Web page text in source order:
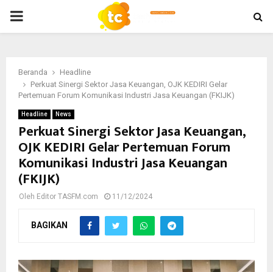
PRIMARY
Beranda
Headline
Perkuat Sinergi Sektor Jasa Keuangan, OJK KEDIRI Gelar
Pertemuan Forum Komunikasi Industri Jasa Keuangan (FKIJK)
Headline News
Perkuat Sinergi Sektor Jasa Keuangan,
OJK KEDIRI Gelar Pertemuan Forum
Komunikasi Industri Jasa Keuangan
(FKIJK)
Oleh Editor TASFM.com 11/12/2024
BAGIKAN